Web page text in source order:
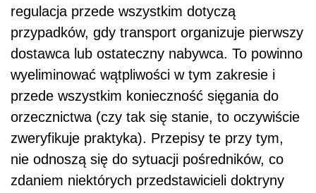
regulacja przede wszystkim dotyczą
przypadków, gdy transport organizuje pierwszy
dostawca lub ostateczny nabywca. To powinno
wyeliminować wątpliwości w tym zakresie i
przede wszystkim konieczność sięgania do
orzecznictwa (czy tak się stanie, to oczywiście
zweryfikuje praktyka). Przepisy te przy tym,
nie odnoszą się do sytuacji pośredników, co
zdaniem niektórych przedstawicieli doktryny